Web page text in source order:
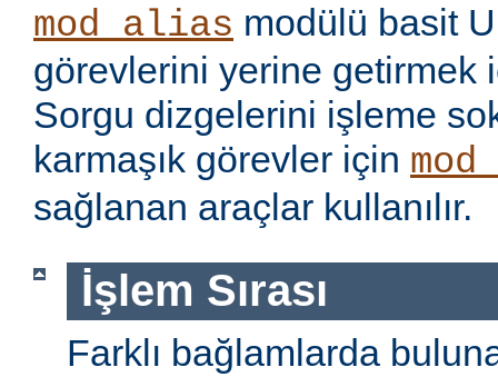
mod_alias modülü basit
görevlerini yerine getirmek
Sorgu dizgelerini işleme
karmaşık görevler için
sağlanan araçlar kullanılır.
İşlem Sırası
Farklı bağlamlarda